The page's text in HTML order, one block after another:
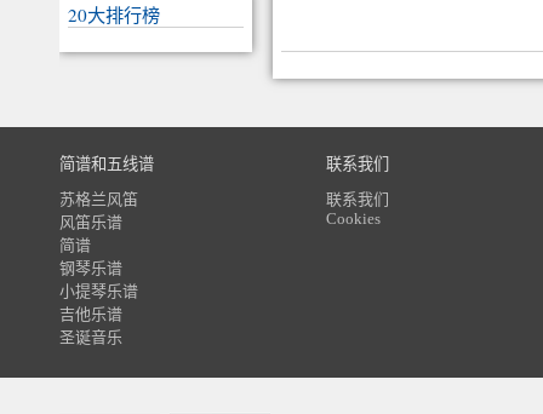
20大排行榜
简谱和五线谱
苏格兰风笛
风笛乐谱
简谱
钢琴乐谱
小提琴乐谱
吉他乐谱
圣诞音乐
联系我们
联系我们
Cookies